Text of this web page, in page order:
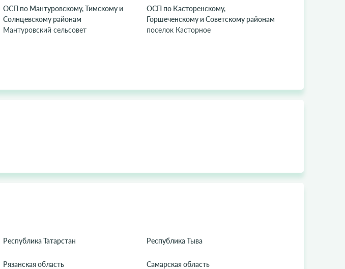
ОСП по Мантуровскому, Тимскому и
Солнцевскому районам
Мантуровский сельсовет
ОСП по Касторенскому,
Горшеченскому и Советскому районам
поселок Касторное
Республика Татарстан Республика Тыва
Рязанская область Самарская область